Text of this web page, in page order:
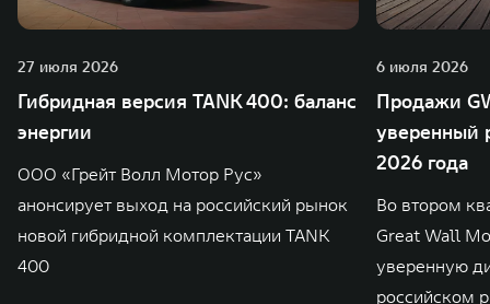
27 июля 2026
Гибридная версия TANK 400: баланс
энергии
ООО «Грейт Волл Мотор Рус»
анонсирует выход на российский рынок
новой гибридной комплектации TANK
400
6 июля 2026
Продажи
уверенный
2026 года
Во втором
Great Wall
уверенную
российском